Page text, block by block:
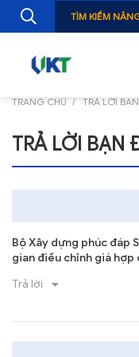
GIỚI THIỆU
TIN TỨC
NGHIÊN CỨU
ẤN PHẨM
ĐÀO TẠO, BỒI
TƯ VẤN
TÌM KIẾM
TRANG CHỦ TRẢ LỜI
TRẢ LỜI BẠN
Bộ Xây dựng phúc đáp
gian điều chỉnh giá hợp
Trả lời